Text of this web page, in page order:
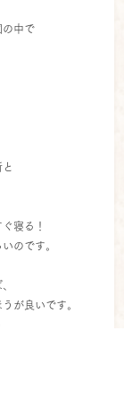
の中で
寝る！
のです。
が良いです。